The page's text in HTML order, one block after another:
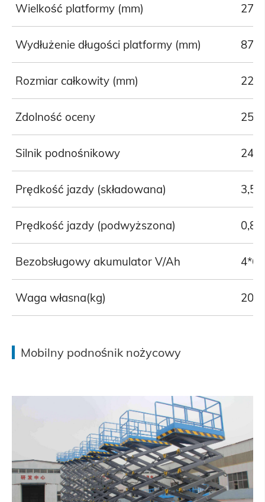
Wielkość platformy (mm)
Wydłużenie długości platformy (mm) 870
Rozmiar całkowity (mm)
Zdolność oceny 25%
Silnik podnośnikowy
Prędkość jazdy (składowana)
Prędkość jazdy (podwyższona)
Bezobsługowy akumulator V/Ah 4*6/
Waga własna(kg)
Mobilny podnośnik nożycowy